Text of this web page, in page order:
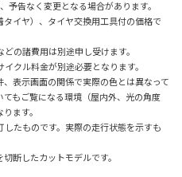
告なく変更となる場合があります。
イヤ）、タイヤ交換用工具付の価格で
の諸費用は別途申し受けます。
クル料金が別途必要となります。
表示画面の関係で実際の色とは異なって
もご覧になる環境（屋内外、光の角度
ます。
たものです。実際の走行状態を示すも
断したカットモデルです。